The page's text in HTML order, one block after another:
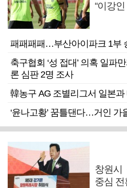
“이강
패패패패…부산아이파크 1부
축구협회 ‘성 접대’ 의혹 일파
론 심판 2명 조사
韓농구 AG 조별리그서 일본과
‘윤나고황’ 꿈틀댄다…거인 가
창원시
중심 전